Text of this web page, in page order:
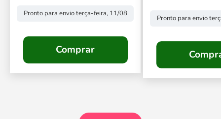
Pronto para envio terça-feira, 11/08
Comprar
Pronto para envio